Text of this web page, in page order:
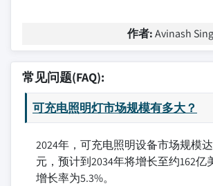
作者:Avinash
常见问题(FAQ):
可充电照明灯市场规模有多大？
2024年，可充电照明设备市场规模
元，预计到2034年将增长至约162亿
增长率为5.3%。